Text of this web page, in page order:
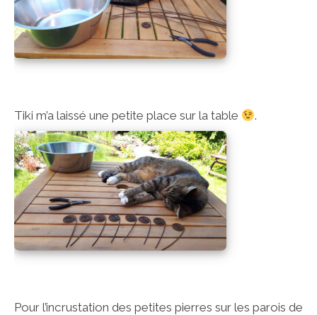
Tiki m’a laissé une petite place sur la table .
Pour l’incrustation des petites pierres sur les parois de